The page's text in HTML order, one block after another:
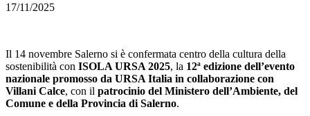
17/11/2025
Il 14 novembre Salerno si è confermata centro della cultura della
sostenibilità con ISOLA URSA 2025, la 12ª edizione dell’evento
nazionale promosso da URSA Italia in collaborazione con
Villani Calce, con il patrocinio del Ministero dell’Ambiente, del
Comune e della Provincia di Salerno.